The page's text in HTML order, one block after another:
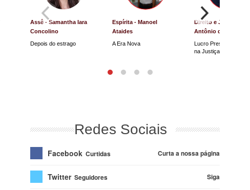
Assê - Samantha Iara
Concolino
Depois do estrago
Espírita - Manoel
Ataides
A Era Nova
Direito e Justiça -
Antônio de Souza
Lucro Presumido vai
na Justiça
Redes Sociais
Facebook Curtidas Curta a nossa página
Twitter Seguidores Siga